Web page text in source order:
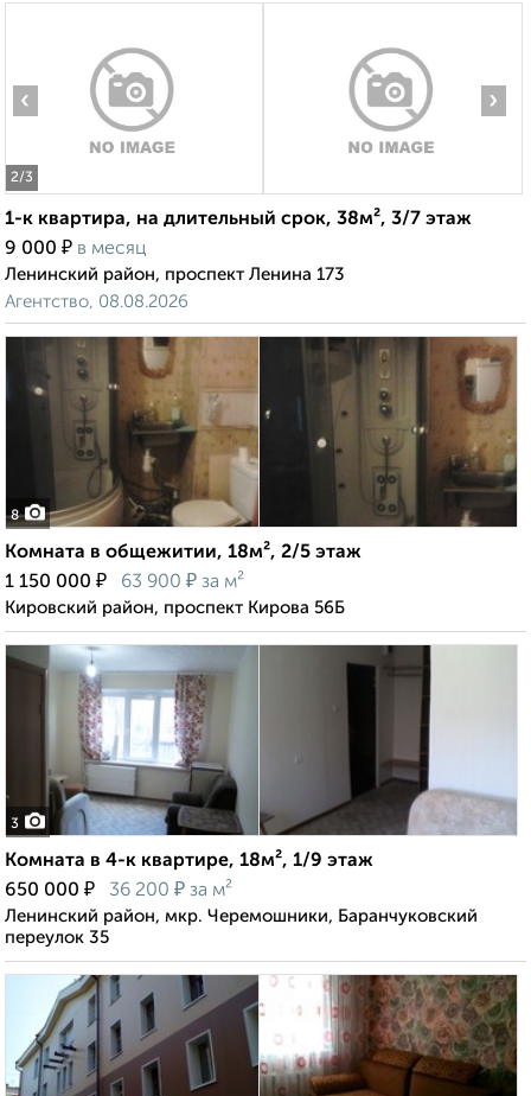
2/3
‹ ›
1-к квартира, на длительный срок, 38м², 3/7 этаж
9 000 ₽ в месяц
Ленинский район, проспект Ленина 173
Агентство, 08.08.2026
8
Комната в общежитии, 18м², 2/5 этаж
1 150 000 ₽ 63 900 ₽ за м²
Кировский район, проспект Кирова 56Б
3
Комната в 4-к квартире, 18м², 1/9 этаж
650 000 ₽ 36 200 ₽ за м²
Ленинский район, мкр. Черемошники, Баранчуковский
переулок 35